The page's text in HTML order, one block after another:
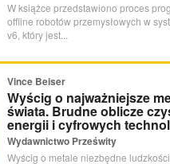
W książce przedstawiono proces
offline robotów przemysłowych w
v6, który jest...
Vince Beiser
Wyścig o najważniejsze
świata. Brudne oblicze
energii i cyfrowych
Wydawnictwo Prześwity
Wyścig o metale niezbędne